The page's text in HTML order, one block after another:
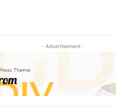
- Advertisement -